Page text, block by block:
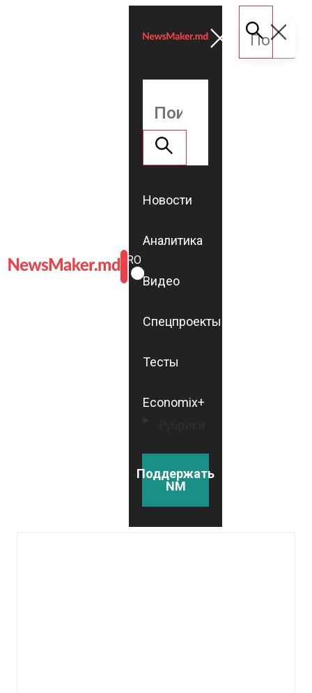
ROMÂNĂ
RU
Новости
Аналитика
Видео
Спецпроекты
Тесты
Economix+
Поддержать
NM